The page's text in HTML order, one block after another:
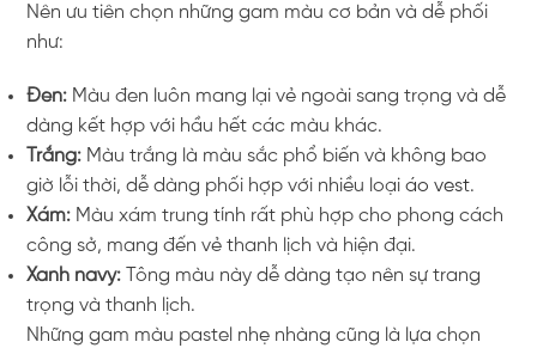
Nên ưu tiên chọn những gam màu cơ bản và dễ phối
như:
Đen: Màu đen luôn mang lại vẻ ngoài sang trọng và dễ
dàng kết hợp với hầu hết các màu khác.
Trắng: Màu trắng là màu sắc phổ biến và không bao
giờ lỗi thời, dễ dàng phối hợp với nhiều loạiáo vest.
Xám: Màu xám trung tính rất phù hợp cho phong cách
công sở, mang đến vẻ thanh lịch và hiện đại.
Xanh navy: Tông màu này dễ dàng tạo nên sự trang
trọng và thanh lịch.
Những gam màu pastel nhẹ nhàng cũng là lựa chọn